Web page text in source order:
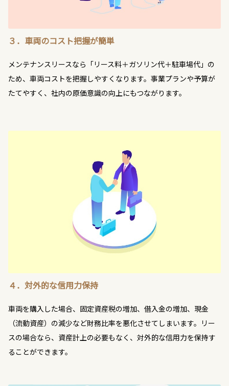
３．車両のコスト把握が簡単
メンテナンスリースなら「リース料＋ガソリン代＋駐車場代」の
ため、車両コストを把握しやすくなります。事業プランや予算が
たてやすく、社内の原価意識の向上にもつながります。
４．対外的な信用力保持
車両を購入した場合、固定資産税の増加、借入金の増加、現金
（流動資産）の減少など財務比率を悪化させてしまいます。リー
スの場合なら、資産計上の必要もなく、対外的な信用力を保持す
ることができます。